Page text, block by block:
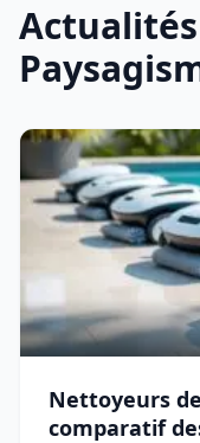
Nettoyeurs
comparatif